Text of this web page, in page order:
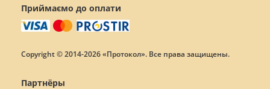
Приймаємо до оплати
Copyright © 2014-2026 «Протокол». Все права защищены.
Партнёры